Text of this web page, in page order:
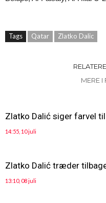
Tags Qatar Zlatko Dalic
MERE
Zlatko Dalić siger farvel
14:55, 10 juli
Zlatko Dalić træder
13:10, 08 juli